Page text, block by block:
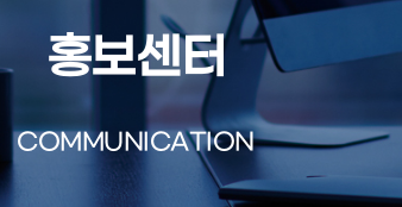
홍보센터
COMMUNICATION